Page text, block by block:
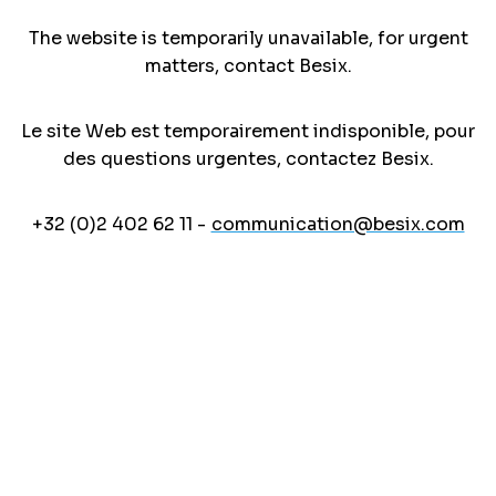
The website is temporarily unavailable, for urgent
matters, contact Besix.
Le site Web est temporairement indisponible, pour
des questions urgentes, contactez Besix.
+32 (0)2 402 62 11 - communication@besix.com